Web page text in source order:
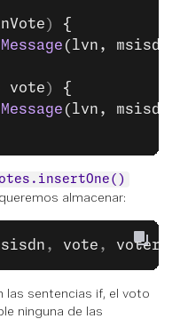
) {
(lvn,
vote ) {
(lvn,
almacenar:
, vote ,
las sentencias if, el voto
ninguna de las